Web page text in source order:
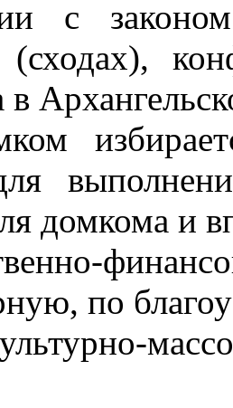
с
(сходах),
в
домкома и
по